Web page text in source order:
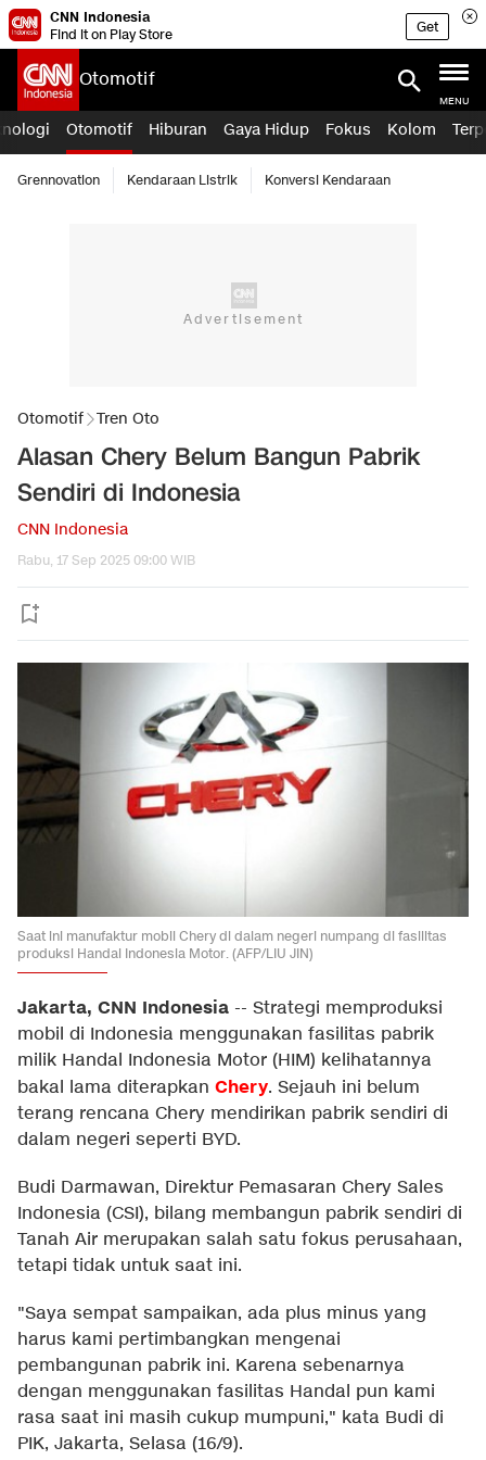
CNN Indonesia
Find it on Play Store
Get
Otomotif
MENU
Otomotif Hiburan Gaya Hidup Fokus Kolom
Grennovation Kendaraan Listrik Konversi Kendaraan
Otomotif Tren Oto
Alasan Chery Belum Bangun Pabrik
Sendiri di Indonesia
CNN Indonesia
Rabu, 17 Sep 2025 09:00 WIB
Saat ini manufaktur mobil Chery di dalam negeri numpang di fasilitas
produksi Handal Indonesia Motor. (AFP/LIU JIN)
Jakarta, CNN Indonesia -- Strategi memproduksi
mobil di Indonesia menggunakan fasilitas pabrik
milik Handal Indonesia Motor (HIM) kelihatannya
bakal lama diterapkan Chery. Sejauh ini belum
terang rencana Chery mendirikan pabrik sendiri di
dalam negeri seperti BYD.
Budi Darmawan, Direktur Pemasaran Chery Sales
Indonesia (CSI), bilang membangun pabrik sendiri di
Tanah Air merupakan salah satu fokus perusahaan,
tetapi tidak untuk saat ini.
"Saya sempat sampaikan, ada plus minus yang
harus kami pertimbangkan mengenai
pembangunan pabrik ini. Karena sebenarnya
dengan menggunakan fasilitas Handal pun kami
rasa saat ini masih cukup mumpuni," kata Budi di
PIK, Jakarta, Selasa (16/9).